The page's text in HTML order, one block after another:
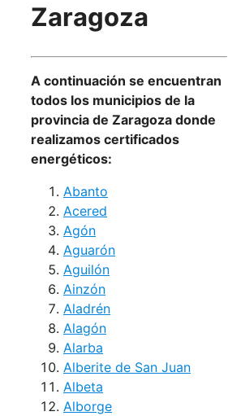
Zaragoza
A continuación se encuentran
todos los municipios de la
provincia de Zaragoza donde
realizamos certificados
energéticos:
Abanto
Acered
Agón
Aguarón
Aguilón
Ainzón
Aladrén
Alagón
Alarba
Alberite de San Juan
Albeta
Alborge